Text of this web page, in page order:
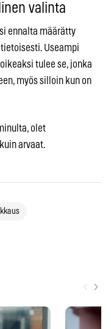
valinta
ennalta määrätty
Useampi
tulee se, jonka
myös silloin kun on
olet
arvaat.
›